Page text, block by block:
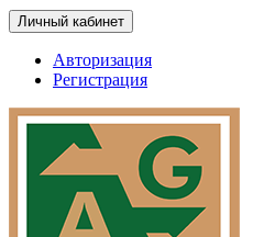
Личный кабинет
Авторизация
Регистрация